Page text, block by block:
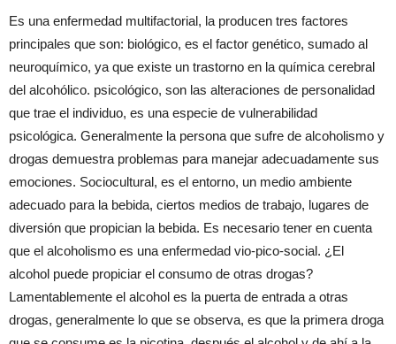
Es una enfermedad multifactorial, la producen tres factores
principales que son: biológico, es el factor genético, sumado al
neuroquímico, ya que existe un trastorno en la química cerebral
del alcohólico. psicológico, son las alteraciones de personalidad
que trae el individuo, es una especie de vulnerabilidad
psicológica. Generalmente la persona que sufre de alcoholismo y
drogas demuestra problemas para manejar adecuadamente sus
emociones. Sociocultural, es el entorno, un medio ambiente
adecuado para la bebida, ciertos medios de trabajo, lugares de
diversión que propician la bebida. Es necesario tener en cuenta
que el alcoholismo es una enfermedad vio-pico-social. ¿El
alcohol puede propiciar el consumo de otras drogas?
Lamentablemente el alcohol es la puerta de entrada a otras
drogas, generalmente lo que se observa, es que la primera droga